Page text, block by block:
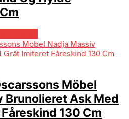
Möbel
Brunolieret Ask Med
130 Cm